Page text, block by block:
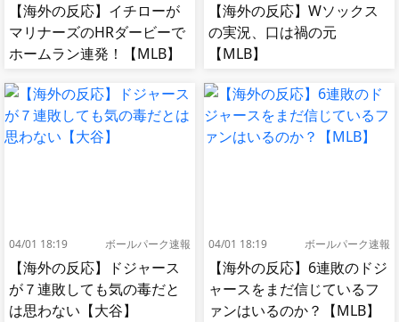
【海外の反応】イチローが
マリナーズのHRダービーで
ホームラン連発！【MLB】
【海外の反応】Wソックス
の実況、口は禍の元
【MLB】
04/01 18:19 ボールパーク速報
【海外の反応】ドジャース
が７連敗しても気の毒だと
は思わない【大谷】
04/01 18:19 ボールパーク速報
【海外の反応】6連敗のドジ
ャースをまだ信じているフ
ァンはいるのか？【MLB】